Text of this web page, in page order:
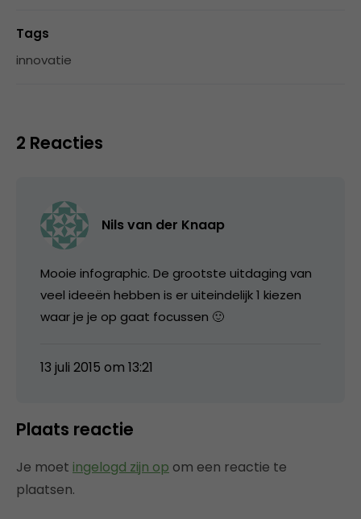
Tags
innovatie
2 Reacties
Nils van der Knaap
Mooie infographic. De grootste uitdaging van
veel ideeën hebben is er uiteindelijk 1 kiezen
waar je je op gaat focussen 🙂
13 juli 2015 om 13:21
Plaats reactie
Je moet ingelogd zijn op om een reactie te
plaatsen.